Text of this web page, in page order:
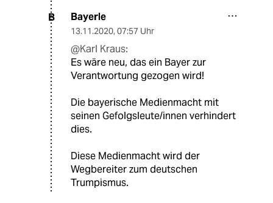
B Bayerle
13.11.2020, 07:57 Uhr
@Karl Kraus:
Es wäre neu, das ein Bayer zur
Verantwortung gezogen wird!
Die bayerische Medienmacht mit
seinen Gefolgsleute/innen verhindert
dies.
Diese Medienmacht wird der
Wegbereiter zum deutschen
Trumpismus.